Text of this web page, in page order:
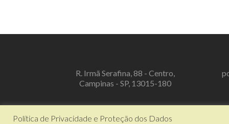
R. Irmã Serafina, 88 - Centro,
Campinas - SP, 13015-180
Política de Privacidade e Proteção dos Dados